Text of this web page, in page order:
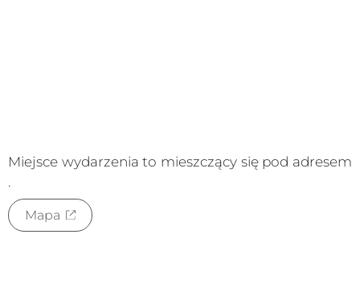
Miejsce wydarzenia to mieszczący się pod adresem
.
Mapa